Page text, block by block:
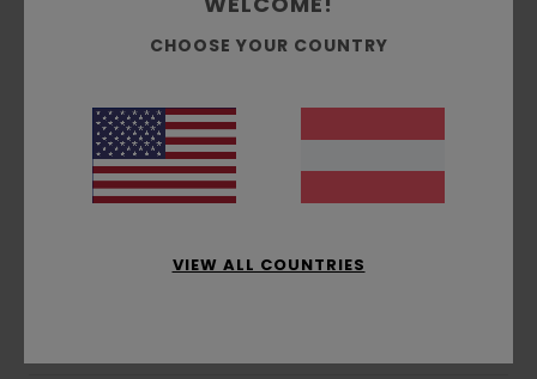
Größe
Zu klein Zu groß
Farbe
CHOOSE YOUR COUNTRY
VIEW ALL COUNTRIES